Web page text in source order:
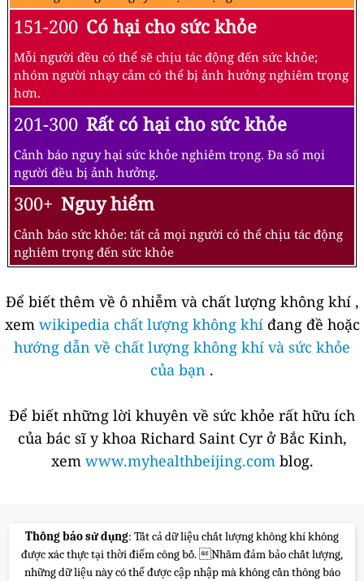
151-200 Có hại cho sức khỏe
Mỗi người đều có thể sẽ chịu tác động đến sức khỏe;
nhóm người nhạy cảm có thể bị ảnh hưởng nghiêm trọng
hơn.
201-300 Rất có hại cho sức khỏe
Cảnh báo nguy hại sức khỏe nghiêm trọng. Đa số mọi
người đều bị ảnh hưởng.
300+ Nguy hiểm
Cảnh báo sức khỏe: tất cả mọi người có thể chịu tác động
nghiêm trọng đến sức khỏe
Để biết thêm về ô nhiễm và chất lượng không khí ,
xem wikipedia chất lượng không khíđang đề hoặc
hướng dẫn về chất lượng không khí và sức khỏe
của bạn .
Để biết những lời khuyên về sức khỏe rất hữu ích
của bác sĩ y khoa Richard Saint Cyr ở Bắc Kinh,
xem www.myhealthbeijing.com blog.
Thông báo sử dụng: Tất cả dữ liệu chất lượng không khí không
được xác thực tại thời điểm công bố. Nhằm đảm bảo chất lượng,
những dữ liệu này có thể được cập nhập mà không cần thông báo